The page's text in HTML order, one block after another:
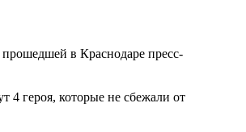
в Краснодаре пресс-
героя, которые не сбежали от